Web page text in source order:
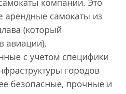
компании. Это
арендные самокаты из
(который
авиации),
с учетом специфики
городов
безопасные, прочные и